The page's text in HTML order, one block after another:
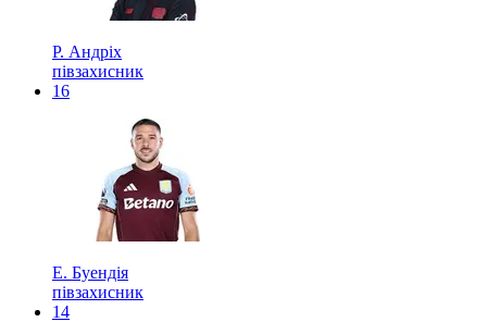
Р. Андріх
півзахисник
16
Е. Буендія
півзахисник
14